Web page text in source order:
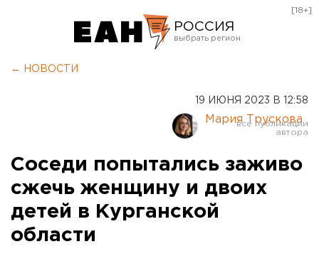
РОССИЯ
Курган
Оренбург
[18+]
← НОВОСТИ
19 ИЮНЯ 2023 В 12:58
Мария Трускова
Соседи попытались заживо
сжечь женщину и двоих
детей в Курганской
области